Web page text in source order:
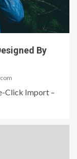
By
Click Import –